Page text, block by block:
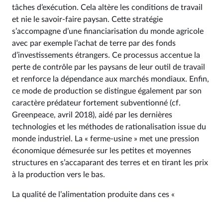
tâches d’exécution. Cela altère les conditions de travail
et nie le savoir‑faire paysan. Cette stratégie
s’accompagne d’une financiarisation du monde agricole
avec par exemple l’achat de terre par des fonds
d’investissements étrangers. Ce processus accentue la
perte de contrôle par les paysans de leur outil de travail
et renforce la dépendance aux marchés mondiaux. Enfin,
ce mode de production se distingue également par son
caractère prédateur fortement subventionné (cf.
Greenpeace, avril 2018), aidé par les dernières
technologies et les méthodes de rationalisation issue du
monde industriel. La « ferme‑usine » met une pression
économique démesurée sur les petites et moyennes
structures en s’accaparant des terres et en tirant les prix
à la production vers le bas.
La qualité de l’alimentation produite dans ces «